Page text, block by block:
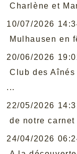
Charlène et
10/07/2026
Mulhausen en
20/06/2026
Club des
...
22/05/2026
de notre carnet
24/04/2026